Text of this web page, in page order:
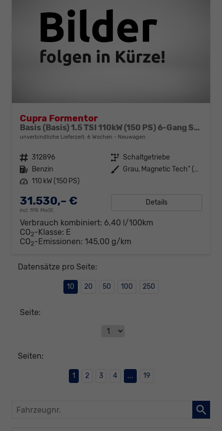
Cupra Formentor
Basis (Basis) 1.5 TSI 110kW (150 PS) 6-Gang Schaltgetriebe
unverbindliche Lieferzeit: 6 Wochen Neuwagen
Fahrzeugnr. 312896 Getriebe Schaltgetriebe
Kraftstoff Benzin Außenfarbe
Grau, Magnetic Tech" (S7)"
Leistung 110 kW (150 PS)
31.530,– €
incl. 19% MwSt.
Details
Verbrauch kombiniert: 6,40 l/100km
CO2-Klasse: E
CO2-Emissionen: 145,00 g/km
Datensätze pro Seite:
10 20 50 100 250
Seite:
Seiten:
1 2 3 4 ... 19
Fahrzeugnr.